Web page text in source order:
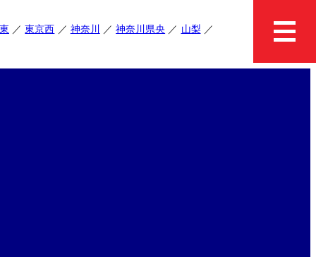
東京西 神奈川 神奈川県央 山梨